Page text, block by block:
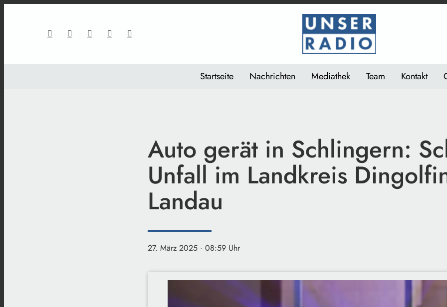
Startseite Nachrichten Mediathek Team Kontakt
Auto gerät in Schlingern:
Unfall im Landkreis
Landau
27. März 2025 · 08:59 Uhr